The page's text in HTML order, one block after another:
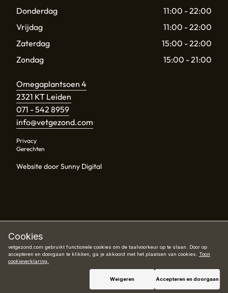
Cookies
vetgezond.com gebruikt functionele cookies om de taalvoorkeur op te slaan. Door op
accepteren en doorgaan te klikken, ga je akkoord met het plaatsen van cookies. Toon
cookieverklaring.
Weigeren Accepteren en doorgaan
Donderdag
11:00 - 22:00
Vrijdag
11:00 - 22:00
Zaterdag
15:00 - 22:00
Zondag
15:00 - 21:00
Omegaplantsoen 4
2321 KT Leiden
071 - 542 8959
info@vetgezond.com
Privacy
Gerechten
Website door Sunny Digital